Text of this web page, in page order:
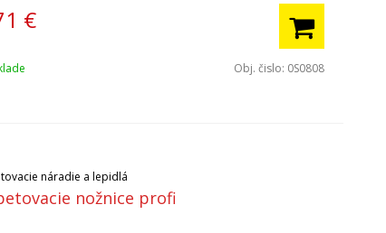
€
Obj. čislo: 0S0808
náradie a lepidlá
nožnice profi